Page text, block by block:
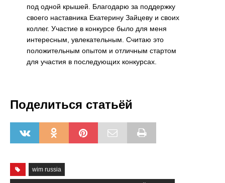
под одной крышей. Благодарю за поддержку
своего наставника Екатерину Зайцеву и своих
коллег. Участие в конкурсе было для меня
интересным, увлекательным. Считаю это
положительным опытом и отличным стартом
для участия в последующих конкурсах.
Поделиться статьёй
wim russia